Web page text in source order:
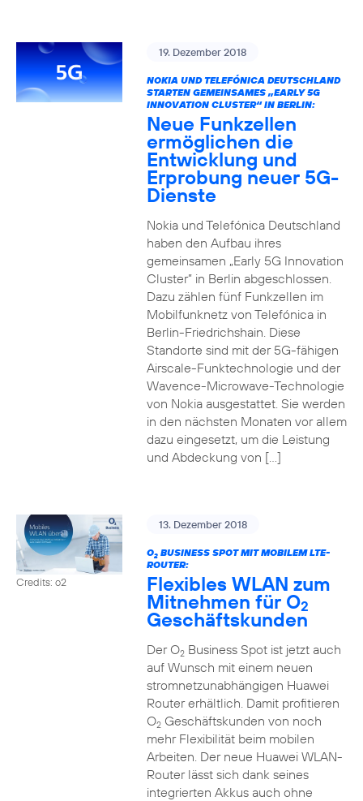
19. Dezember 2018
NOKIA UND TELEFÓNICA DEUTSCHLAND
STARTEN GEMEINSAMES „EARLY 5G
INNOVATION CLUSTER“ IN BERLIN:
Neue Funkzellen
ermöglichen die
Entwicklung und
Erprobung neuer 5G-
Dienste
Nokia und Telefónica Deutschland
haben den Aufbau ihres
gemeinsamen „Early 5G Innovation
Cluster” in Berlin abgeschlossen.
Dazu zählen fünf Funkzellen im
Mobilfunknetz von Telefónica in
Berlin-Friedrichshain. Diese
Standorte sind mit der 5G-fähigen
Airscale-Funktechnologie und der
Wavence-Microwave-Technologie
von Nokia ausgestattet. Sie werden
in den nächsten Monaten vor allem
dazu eingesetzt, um die Leistung
und Abdeckung von […]
Credits: o2
13. Dezember 2018
O2BUSINESS SPOT MIT MOBILEM LTE-
ROUTER:
Flexibles WLAN zum
Mitnehmen für O2
Geschäftskunden
Der O2Business Spot ist jetzt auch
auf Wunsch mit einem neuen
stromnetzunabhängigen Huawei
Router erhältlich. Damit profitieren
O2Geschäftskunden von noch
mehr Flexibilität beim mobilen
Arbeiten. Der neue Huawei WLAN-
Router lässt sich dank seines
integrierten Akkus auch ohne